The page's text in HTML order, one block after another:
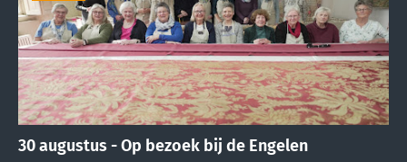
30 augustus - Op bezoek bij de Engelen